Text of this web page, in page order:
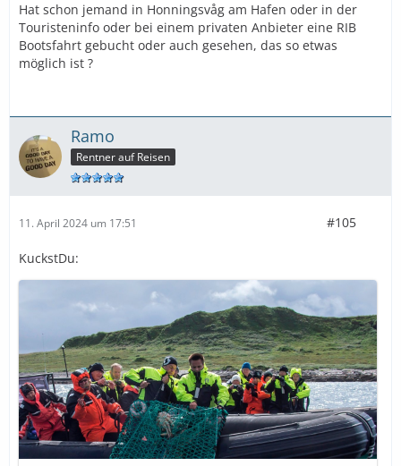
Hat schon jemand in Honningsvåg am Hafen oder in der
Touristeninfo oder bei einem privaten Anbieter eine RIB
Bootsfahrt gebucht oder auch gesehen, das so etwas
möglich ist ?
Ramo
Rentner auf Reisen
11. April 2024 um 17:51 #105
KuckstDu: